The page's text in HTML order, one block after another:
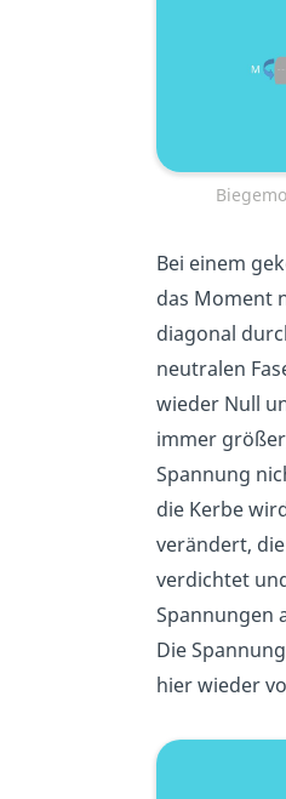
Bei einem
das Moment
diagonal
neutralen
wieder Null
immer
Spannung
die Kerbe
verändert,
verdichtet
Spannungen
Die
hier wieder